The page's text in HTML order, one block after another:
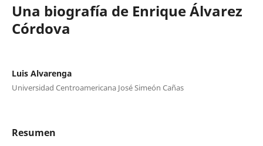
Una biografía de Enrique Álvarez
Córdova
Luis Alvarenga
Universidad Centroamericana José Simeón Cañas
Resumen